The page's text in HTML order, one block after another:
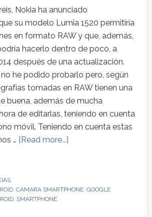
Nokia ha anunciado
su modelo Lumia 1520 permitiría
en formato RAW y que, además,
hacerlo dentro de poco, a
después de una actualización.
he podido probarlo pero, según
tomadas en RAW tienen una
buena, además de mucha
de editarlas, teniendo en cuenta
móvil. Teniendo en cuenta estas
… [Read more...]
, CÁMARA SMARTPHONE, GOOGLE
, SMARTPHONE